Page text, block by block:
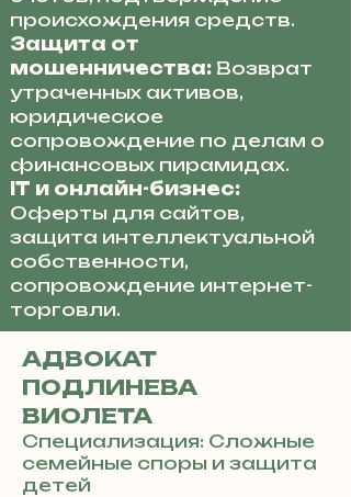
происхождения средств.
Защита от
мошенничества: Возврат
утраченных активов,
юридическое
сопровождение по делам о
финансовых пирамидах.
IT и онлайн-бизнес:
Оферты для сайтов,
защита интеллектуальной
собственности,
сопровождение интернет-
торговли.
АДВОКАТ
ПОДЛИНЕВА
ВИОЛЕТА
Специализация: Сложные
семейные споры и защита
детей